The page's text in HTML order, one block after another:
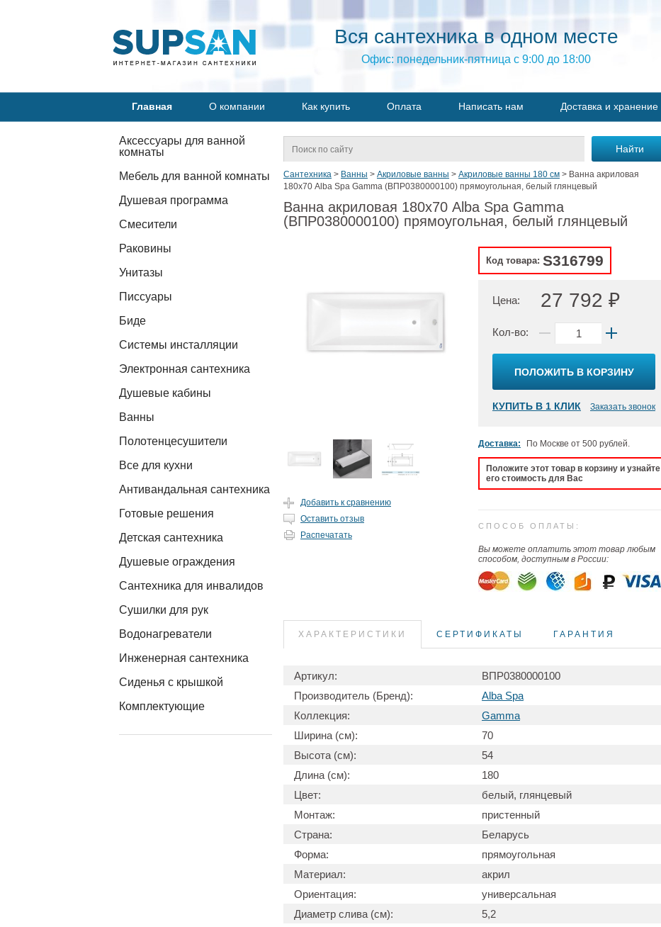
Вся сантехника в одном месте
Офис: понедельник-пятница с 9:00 до 18:00
Главная О компании Как купить Оплата Написать нам Доставка и хранение
Аксессуары для ванной
комнаты
Мебель для ванной комнаты
Душевая программа
Смесители
Раковины
Унитазы
Писсуары
Биде
Системы инсталляции
Электронная сантехника
Душевые кабины
Ванны
Полотенцесушители
Все для кухни
Антивандальная сантехника
Готовые решения
Детская сантехника
Душевые ограждения
Сантехника для инвалидов
Сушилки для рук
Водонагреватели
Инженерная сантехника
Сиденья с крышкой
Комплектующие
Сантехника > Ванны > Акриловые ванны > Акриловые ванны 180 см > Ванна акриловая
180х70 Alba Spa Gamma (ВПР0380000100) прямоугольная, белый глянцевый
Ванна акриловая 180х70 Alba Spa Gamma
(ВПР0380000100) прямоугольная, белый глянцевый
Добавить к сравнению
Оставить отзыв
Распечатать
Код товара: S316799
Цена: 27 792 ₽
Кол-во:
ПОЛОЖИТЬ В КОРЗИНУ
КУПИТЬ В 1 КЛИК Заказать звонок
Доставка: По Москве от 500 рублей.
Положите этот товар в корзину и узнайте
его стоимость для Вас
СПОСОБ ОПЛАТЫ:
Вы можете оплатить этот товар любым
способом, доступным в России:
ХАРАКТЕРИСТИКИ СЕРТИФИКАТЫ ГАРАНТИЯ
Артикул:
ВПР0380000100
Производитель (Бренд):
Alba Spa
Коллекция:
Gamma
Ширина (см):
70
Высота (см):
54
Длина (см):
180
Цвет:
белый, глянцевый
Монтаж:
пристенный
Страна:
Беларусь
Форма:
прямоугольная
Материал:
акрил
Ориентация:
универсальная
Диаметр слива (см):
5,2